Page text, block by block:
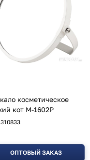
косметическое
кот M-1602P
310833
ОПТОВЫЙ ЗАКАЗ